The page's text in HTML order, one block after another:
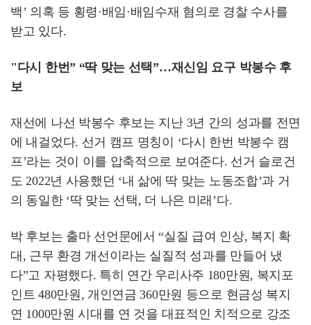
백’ 의혹 등 횡령·배임·배임수재 혐의로 경찰 수사를
받고 있다.
"다시 한번” “딱 맞는 선택”…재신임 요구 박봉수 후
보
재선에 나선 박봉수 후보는 지난 3년 간의 성과를 전면
에 내걸었다. 선거 캠프 명칭이 ‘다시 한번 박봉수 캠
프’라는 것이 이를 압축적으로 보여준다. 선거 슬로건
도 2022년 사용했던 ‘내 삶에 딱 맞는 노동조합’과 거
의 동일한 ‘딱 맞는 선택, 더 나은 미래’다.
박 후보는 출마 선언문에서 “실질 급여 인상, 복지 확
대, 근무 환경 개선이라는 실질적 성과를 만들어 냈
다”고 자평했다. 특히 연간 우리사주 180만원, 복지포
인트 480만원, 개인연금 360만원 등으로 현금성 복지
연 1000만원 시대를 연 것을 대표적인 치적으로 강조